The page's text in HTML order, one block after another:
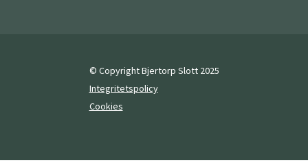
© Copyright Bjertorp Slott 2025
Integritetspolicy
Cookies